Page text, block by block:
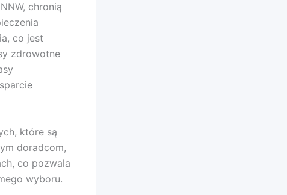
chronią
co jest
zdrowotne
które są
doradcom,
co pozwala
wyboru.